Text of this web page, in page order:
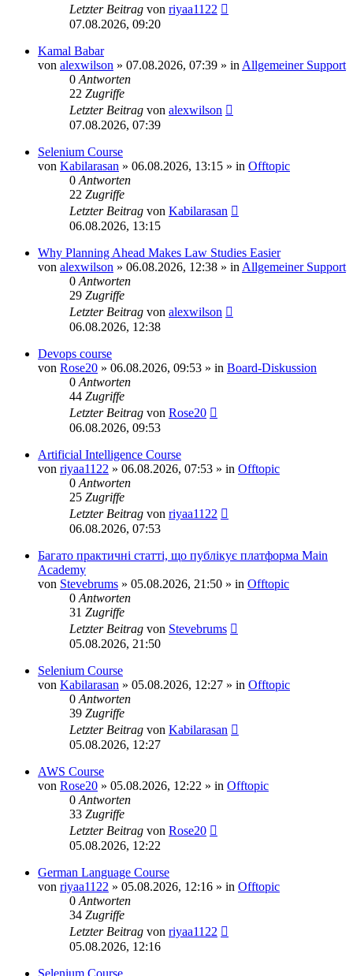
Letzter Beitrag von riyaa1122
07.08.2026, 09:20
Kamal Babar
von alexwilson » 07.08.2026, 07:39 » in Allgemeiner Support
0 Antworten
22 Zugriffe
Letzter Beitrag von alexwilson
07.08.2026, 07:39
Selenium Course
von Kabilarasan » 06.08.2026, 13:15 » in Offtopic
0 Antworten
22 Zugriffe
Letzter Beitrag von Kabilarasan
06.08.2026, 13:15
Why Planning Ahead Makes Law Studies Easier
von alexwilson » 06.08.2026, 12:38 » in Allgemeiner Support
0 Antworten
29 Zugriffe
Letzter Beitrag von alexwilson
06.08.2026, 12:38
Devops course
von Rose20 » 06.08.2026, 09:53 » in Board-Diskussion
0 Antworten
44 Zugriffe
Letzter Beitrag von Rose20
06.08.2026, 09:53
Artificial Intelligence Course
von riyaa1122 » 06.08.2026, 07:53 » in Offtopic
0 Antworten
25 Zugriffe
Letzter Beitrag von riyaa1122
06.08.2026, 07:53
Багато практичні статті, що публікує платформа Main
Academy
von Stevebrums » 05.08.2026, 21:50 » in Offtopic
0 Antworten
31 Zugriffe
Letzter Beitrag von Stevebrums
05.08.2026, 21:50
Selenium Course
von Kabilarasan » 05.08.2026, 12:27 » in Offtopic
0 Antworten
39 Zugriffe
Letzter Beitrag von Kabilarasan
05.08.2026, 12:27
AWS Course
von Rose20 » 05.08.2026, 12:22 » in Offtopic
0 Antworten
33 Zugriffe
Letzter Beitrag von Rose20
05.08.2026, 12:22
German Language Course
von riyaa1122 » 05.08.2026, 12:16 » in Offtopic
0 Antworten
34 Zugriffe
Letzter Beitrag von riyaa1122
05.08.2026, 12:16
Selenium Course